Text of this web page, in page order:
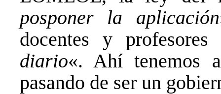
posponer la aplicación
docentes y
diario«. Ahí tenemos
pasando de ser un